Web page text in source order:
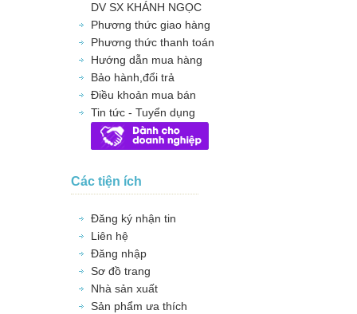
DV SX KHÁNH NGỌC
Phương thức giao hàng
Phương thức thanh toán
Hướng dẫn mua hàng
Bảo hành,đổi trả
Điều khoản mua bán
Tin tức - Tuyển dụng
Các tiện ích
Đăng ký nhận tin
Liên hệ
Đăng nhập
Sơ đồ trang
Nhà sản xuất
Sản phẩm ưa thích